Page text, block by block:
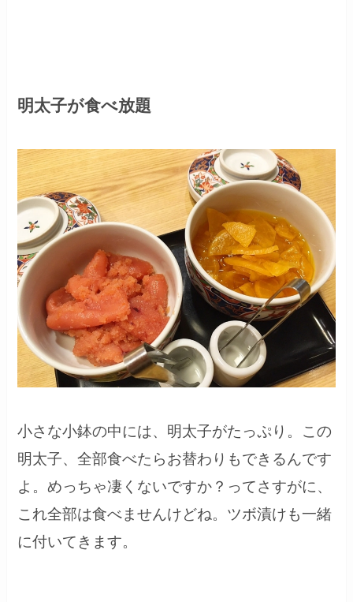
明太子が食べ放題
小さな小鉢の中には、明太子がたっぷり。この
明太子、全部食べたらお替わりもできるんです
よ。めっちゃ凄くないですか？ってさすがに、
これ全部は食べませんけどね。ツボ漬けも一緒
に付いてきます。